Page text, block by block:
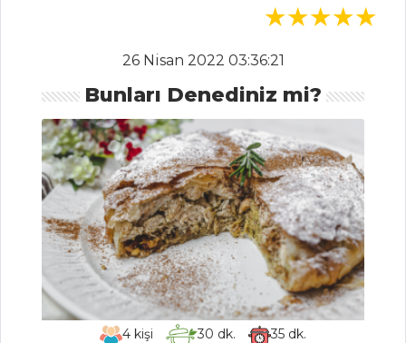
PILAV VE
KESTANE UNLU
PERDE PİLAVI
Bolonez Soslu
Orecchiette
ETLİ VE
NOHUTLU FİRİK
PİLAVI
Pilav ve Makarna
Tüm Tarifleri
26 Nisan 2022 03:36:21
Bunları Denediniz mi?
4 kişi 30 dk. 35dk.